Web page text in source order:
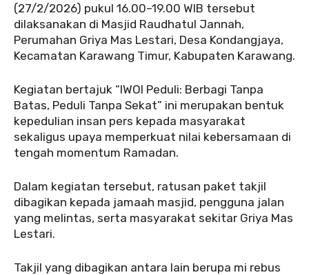
(27/2/2026) pukul 16.00–19.00 WIB tersebut
dilaksanakan di Masjid Raudhatul Jannah,
Perumahan Griya Mas Lestari, Desa Kondangjaya,
Kecamatan Karawang Timur, Kabupaten Karawang.
‎‎Kegiatan bertajuk “IWOI Peduli: Berbagi Tanpa
Batas, Peduli Tanpa Sekat” ini merupakan bentuk
kepedulian insan pers kepada masyarakat
sekaligus upaya memperkuat nilai kebersamaan di
tengah momentum Ramadan.
‎‎Dalam kegiatan tersebut, ratusan paket takjil
dibagikan kepada jamaah masjid, pengguna jalan
yang melintas, serta masyarakat sekitar Griya Mas
Lestari.
‎‎Takjil yang dibagikan antara lain berupa mi rebus